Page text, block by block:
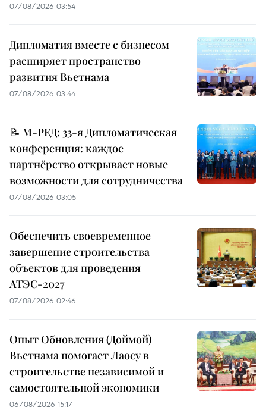
07/08/2026 03:54
Дипломатия вместе с бизнесом
расширяет пространство
развития Вьетнама
07/08/2026 03:44
📝 М-РЕД: 33-я Дипломатическая
конференция: каждое
партнёрство открывает новые
возможности для сотрудничества
07/08/2026 03:05
Обеспечить своевременное
завершение строительства
объектов для проведения
АТЭС-2027
07/08/2026 02:46
Опыт Обновления (Доймой)
Вьетнама помогает Лаосу в
строительстве независимой и
самостоятельной экономики
06/08/2026 15:17